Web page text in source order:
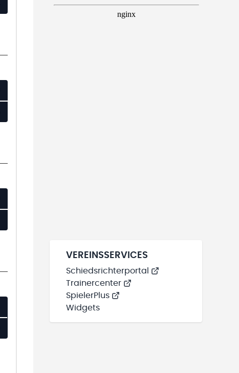
VEREINSSERVICES
Schiedsrichterportal
Trainercenter
SpielerPlus
Widgets